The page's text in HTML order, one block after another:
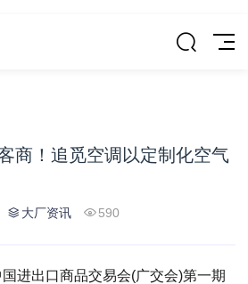
商！追觅空调以定制化空气
大厂资讯 590
进出口商品交易会(广交会)第一期